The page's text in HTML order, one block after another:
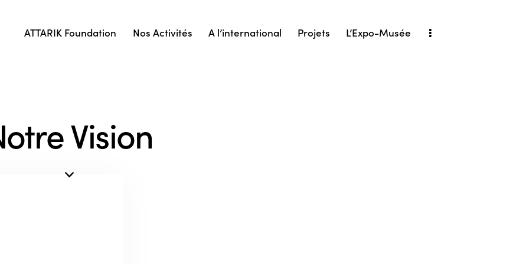
ATTARIK Foundation Nos Activités A l’international Projets L’Expo-Musée
Vision